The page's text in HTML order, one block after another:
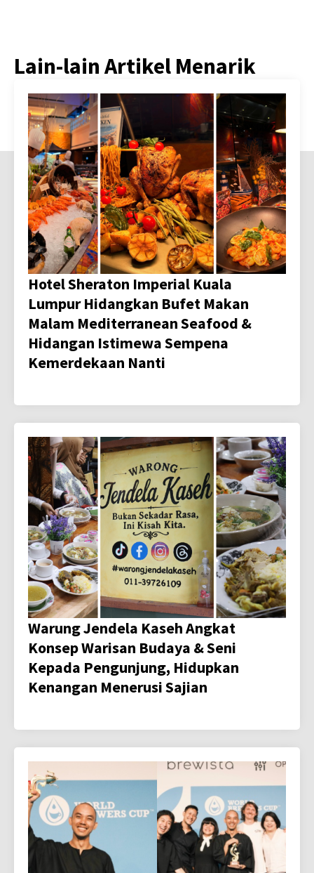
Lain-lain Artikel Menarik
Hotel Sheraton Imperial Kuala
Lumpur Hidangkan Bufet Makan
Malam Mediterranean Seafood &
Hidangan Istimewa Sempena
Kemerdekaan Nanti
Warung Jendela Kaseh Angkat
Konsep Warisan Budaya & Seni
Kepada Pengunjung, Hidupkan
Kenangan Menerusi Sajian